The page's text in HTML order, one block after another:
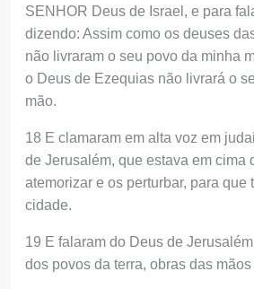
SENHOR Deus de Israel, e para
dizendo: Assim como os deuses
não livraram o seu povo da minha
o Deus de Ezequias não livrará o
mão.
18 E clamaram em alta voz em
de Jerusalém, que estava em cima
atemorizar e os perturbar, para que
cidade.
19 E falaram do Deus de
dos povos da terra, obras das